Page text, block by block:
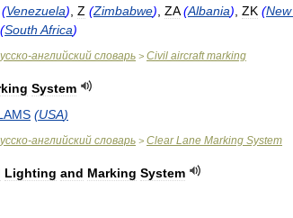
(Venezuela) Z (Zimbabwe) ZA (Albania) ZK (New
(South Africa)
-английский словарь > Civil aircraft marking
System
(USA)
-английский словарь > Clear Lane Marking System
Lighting and Marking System